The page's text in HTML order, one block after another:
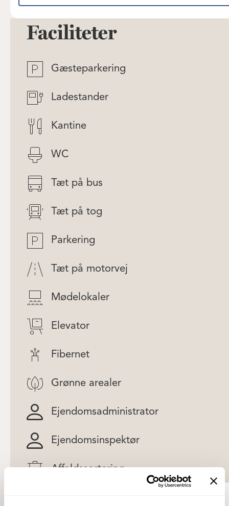
Faciliteter
Gæsteparkering
Ladestander
Kantine
WC
Tæt på bus
Tæt på tog
Parkering
Tæt på motorvej
Mødelokaler
Elevator
Fibernet
Grønne arealer
Ejendomsadministrator
Ejendomsinspektør
Affaldssortering